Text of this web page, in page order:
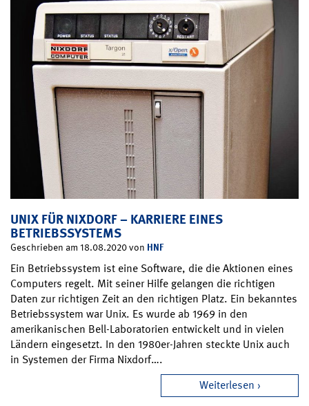
UNIX FÜR NIXDORF – KARRIERE EINES
BETRIEBSSYSTEMS
Geschrieben am 18.08.2020 von HNF
Ein Betriebssystem ist eine Software, die die Aktionen eines
Computers regelt. Mit seiner Hilfe gelangen die richtigen
Daten zur richtigen Zeit an den richtigen Platz. Ein bekanntes
Betriebssystem war Unix. Es wurde ab 1969 in den
amerikanischen Bell-Laboratorien entwickelt und in vielen
Ländern eingesetzt. In den 1980er-Jahren steckte Unix auch
in Systemen der Firma Nixdorf….
Weiterlesen